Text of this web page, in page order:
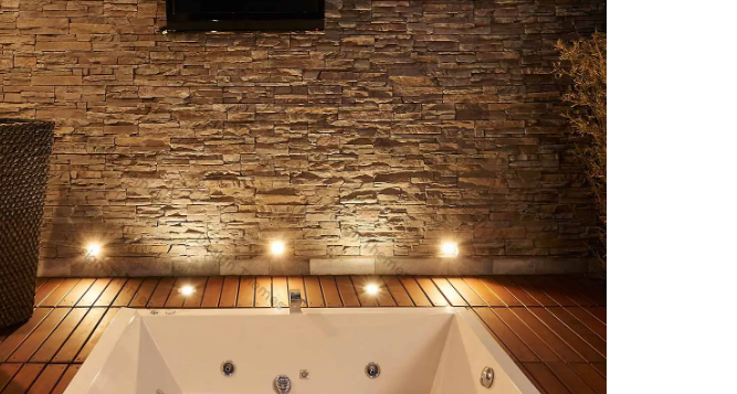
Business class
Vestibulum pellentesque
metus